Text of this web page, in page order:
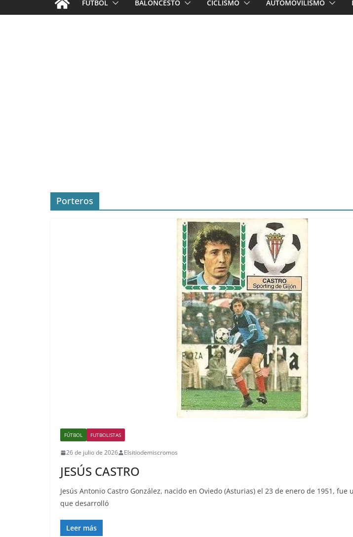
FÚTBOL BALONCESTO CICLISMO AUTOMOVILISMO
Porteros
FÚTBOL FUTBOLISTAS
26 de julio de 2026 Elsitiodemiscromos
JESÚS CASTRO
Jesús Antonio Castro González, nacido en Oviedo (Asturias) el 23 de enero de 1951,
que desarrolló
Leer más